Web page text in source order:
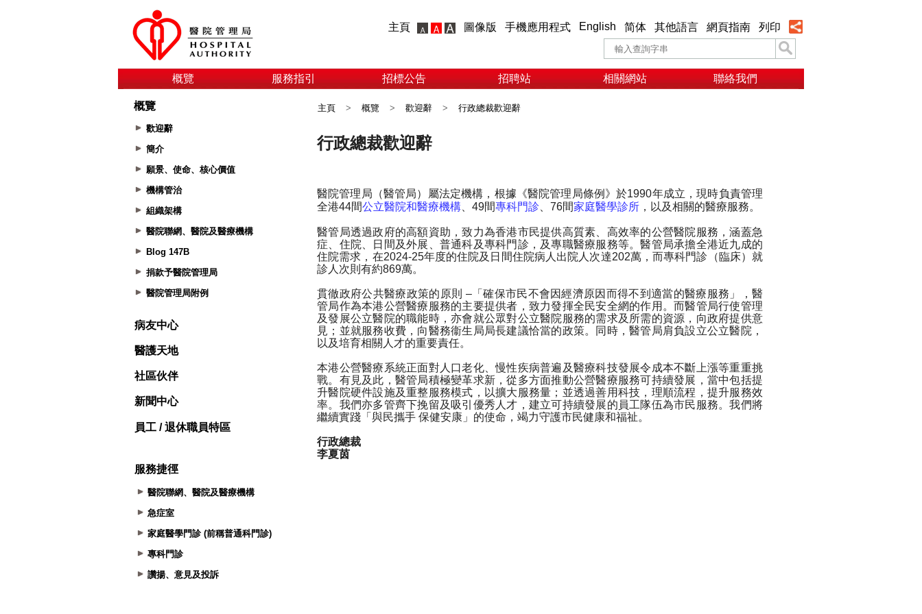
主頁 圖像版 手機應用程式 English 简体 其他語言 網頁指南 列印
概覽 服務指引 招標公告 招聘站 相關網站 聯絡我們
概覽
歡迎辭
簡介
願景、使命、核心價值
機構管治
組織架構
醫院聯網、醫院及醫療機構
Blog 147B
捐款予醫院管理局
醫院管理局附例
病友中心
醫護天地
社區伙伴
新聞中心
員工 / 退休職員特區
服務捷徑
醫院聯網、醫院及醫療機構
急症室
家庭醫學門診 (前稱普通科門診)
專科門診
讚揚、意見及投訴
主頁 > 概覽 > 歡迎辭 > 行政總裁歡迎辭